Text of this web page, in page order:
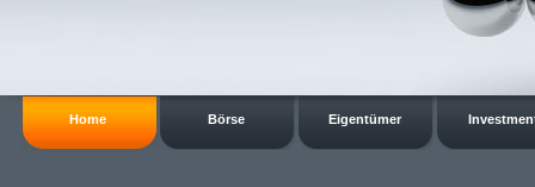
Home Börse Eigentümer